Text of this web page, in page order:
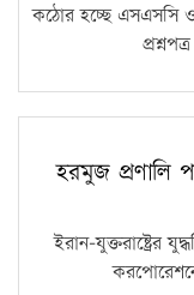
কঠোর হচ্ছে এসএসসি ও
হরমুজ প্রণালি
ইরান-যুক্তরাষ্ট্রের